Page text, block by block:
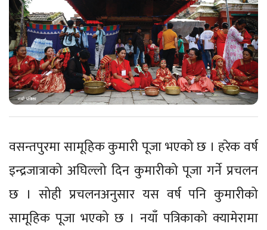
वसन्तपुरमा सामूहिक कुमारी पूजा भएको छ । हरेक वर्ष
इन्द्रजात्राको अघिल्लो दिन कुमारीको पूजा गर्ने प्रचलन
छ । सोही प्रचलनअनुसार यस वर्ष पनि कुमारीको
सामूहिक पूजा भएको छ । नयाँ पत्रिकाको क्यामेरामा